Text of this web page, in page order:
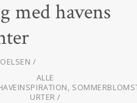
med havens
ALLE
,
URTER